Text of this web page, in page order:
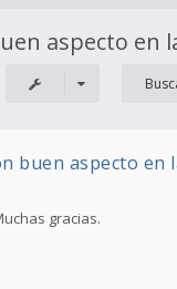
aspecto en
buen aspecto en
gracias.